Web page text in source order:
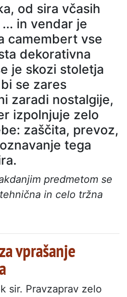
od sira včasih
in vendar je
camembert vse
dekorativna
je skozi stoletja
se zares
zaradi nostalgije,
izpolnjuje zelo
zaščita, prevoz,
tega
predmetom se
in celo tržna
vprašanje
sir. Pravzaprav zelo